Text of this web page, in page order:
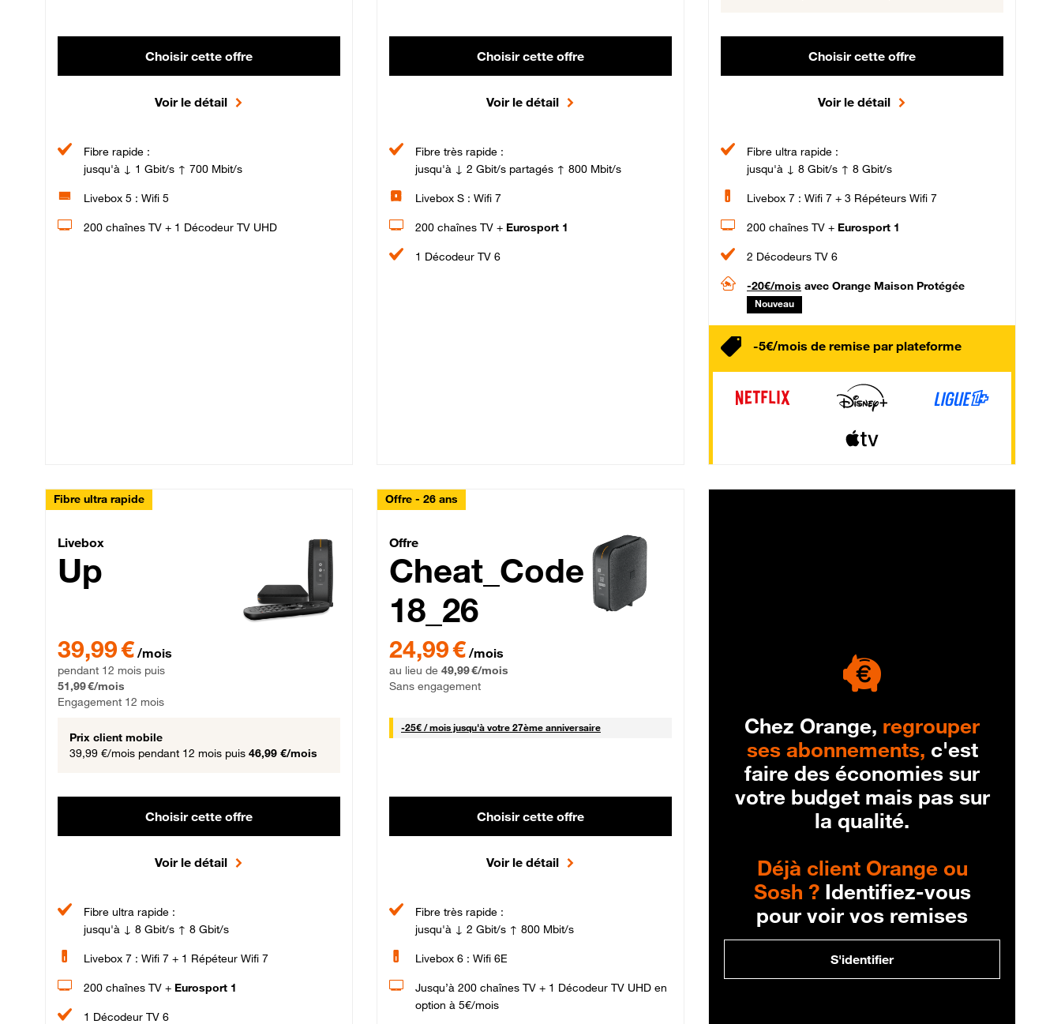
Choisir cette offre
Voir le détail
Fibre rapide :
jusqu'à ↓ 1 Gbit/s ↑ 700 Mbit/s
Livebox 5 : Wifi 5
200 chaînes TV + 1 Décodeur TV UHD
Choisir cette offre
Voir le détail
Fibre très rapide :
jusqu'à ↓ 2 Gbit/s partagés ↑ 800 Mbit/s
Livebox S : Wifi 7
200 chaînes TV + Eurosport 1
1 Décodeur TV 6
Choisir cette offre
Voir le détail
Fibre ultra rapide :
jusqu'à ↓ 8 Gbit/s ↑ 8 Gbit/s
Livebox 7 : Wifi 7 + 3 Répéteurs Wifi 7
200 chaînes TV + Eurosport 1
2 Décodeurs TV 6
-20€/mois avec Orange Maison Protégée
Nouveau
-5€/mois de remise par plateforme
Fibre ultra rapide
Livebox Up Fibre
Livebox
Up
39,99 € /mois
pendant 12 mois puis
51,99 €/mois
Engagement 12 mois
Prix client mobile
39,99 €/mois pendant 12 mois puis 46,99 €/mois
Choisir cette offre
Voir le détail
Fibre ultra rapide :
jusqu'à ↓ 8 Gbit/s ↑ 8 Gbit/s
Livebox 7 : Wifi 7 + 1 Répéteur Wifi 7
200 chaînes TV + Eurosport 1
1 Décodeur TV 6
Offre - 26 ans
Cheat_Code Fibre_18_26
Offre
Cheat_Code
18_26
24,99 € /mois
au lieu de 49,99 €/mois
Sans engagement
-25€ / mois25 € par mois
jusqu'à votre 27ème anniversaire
Choisir cette offre
Voir le détail
Fibre très rapide :
jusqu'à ↓ 2 Gbit/s ↑ 800 Mbit/s
Livebox 6 : Wifi 6E
Jusqu’à 200 chaînes TV + 1 Décodeur TV UHD en
option à 5€/mois
Chez Orange, regrouper
ses abonnements, c'est
faire des économies sur
votre budget mais pas sur
la qualité.
Déjà client Orange ou
Sosh ?Identifiez-vous
pour voir vos remises
S'identifier